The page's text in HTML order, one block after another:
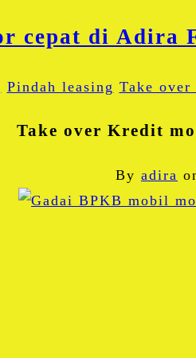
Pindah leasing Take
Take over Kredit
By adira